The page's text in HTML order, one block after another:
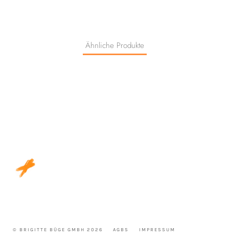
Ähnliche Produkte
© BRIGITTE BÜGE GMBH 2026 AGBS IMPRESSUM